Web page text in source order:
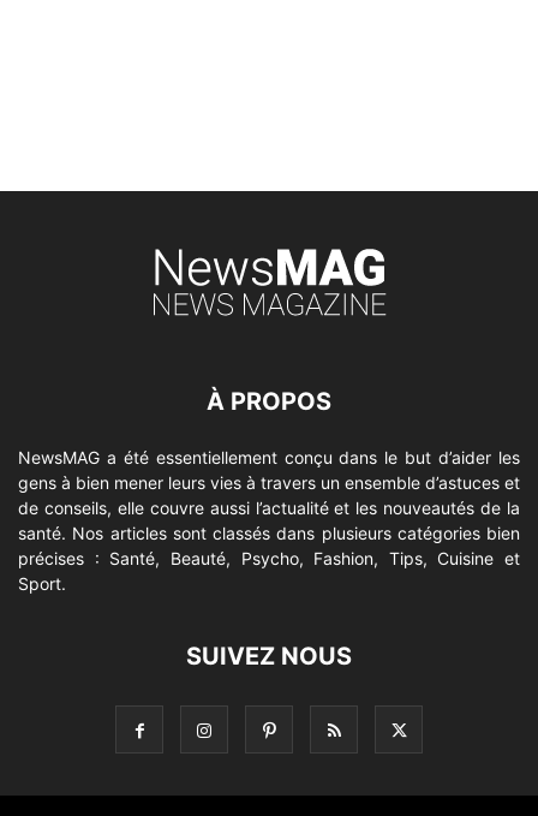
À PROPOS
NewsMAG a été essentiellement conçu dans le but d’aider les
gens à bien mener leurs vies à travers un ensemble d’astuces et
de conseils, elle couvre aussi l’actualité et les nouveautés de la
santé. Nos articles sont classés dans plusieurs catégories bien
précises : Santé, Beauté, Psycho, Fashion, Tips, Cuisine et
Sport.
SUIVEZ NOUS